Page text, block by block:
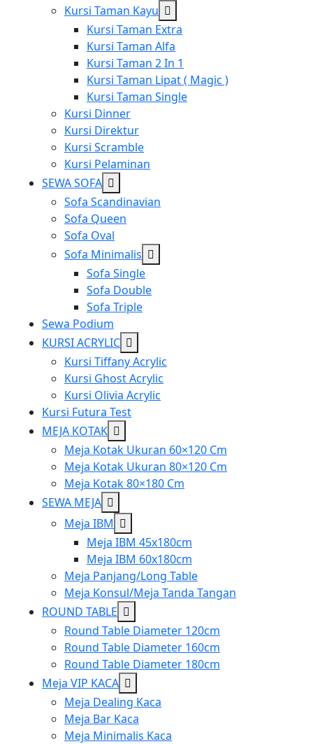
Kursi Taman Kayu Show
sub
menu
Kursi Taman Extra
Kursi Taman Alfa
Kursi Taman 2 In 1
Kursi Taman Lipat ( Magic )
Kursi Taman Single
Kursi Dinner
Kursi Direktur
Kursi Scramble
Kursi Pelaminan
SEWA SOFA Show
sub
menu
Sofa Scandinavian
Sofa Queen
Sofa Oval
Sofa Minimalis Show
menu
Sofa Single
Sofa Double
Sofa Triple
Sewa Podium
KURSI ACRYLIC Show
sub
menu
Kursi Tiffany Acrylic
Kursi Ghost Acrylic
Kursi Olivia Acrylic
Kursi Futura Test
MEJA KOTAK Show
sub
menu
Meja Kotak Ukuran 60×120 Cm
Meja Kotak Ukuran 80×120 Cm
Meja Kotak 80×180 Cm
SEWA MEJA Show
sub
menu
Meja IBM Show
sub
menu
Meja IBM 45x180cm
Meja IBM 60x180cm
Meja Panjang/Long Table
Meja Konsul/Meja Tanda Tangan
ROUND TABLE Show
sub
menu
Round Table Diameter 120cm
Round Table Diameter 160cm
Round Table Diameter 180cm
Meja VIP KACA Show
sub
menu
Meja Dealing Kaca
Meja Bar Kaca
Meja Minimalis Kaca